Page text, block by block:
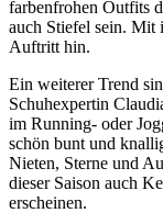
farbenfrohen Outfits
auch Stiefel sein. Mit
Auftritt hin.
Ein weiterer Trend
Schuhexpertin
im Running- oder
schön bunt und
Nieten, Sterne und
dieser Saison auch
erscheinen.